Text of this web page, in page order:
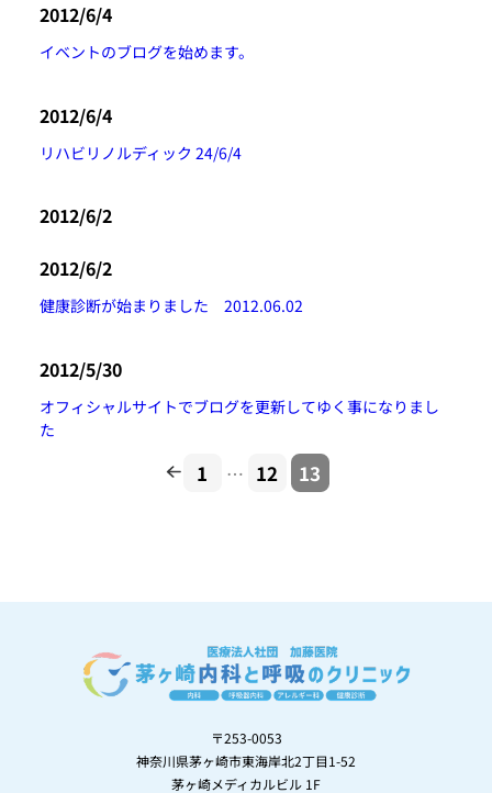
2012/6/4
イベントのブログを始めます。
2012/6/4
リハビリノルディック 24/6/4
2012/6/2
2012/6/2
健康診断が始まりました 2012.06.02
2012/5/30
オフィシャルサイトでブログを更新してゆく事になりまし
た
1 … 12 13
〒253-0053
神奈川県茅ヶ崎市東海岸北2丁目1-52
茅ヶ崎メディカルビル 1F